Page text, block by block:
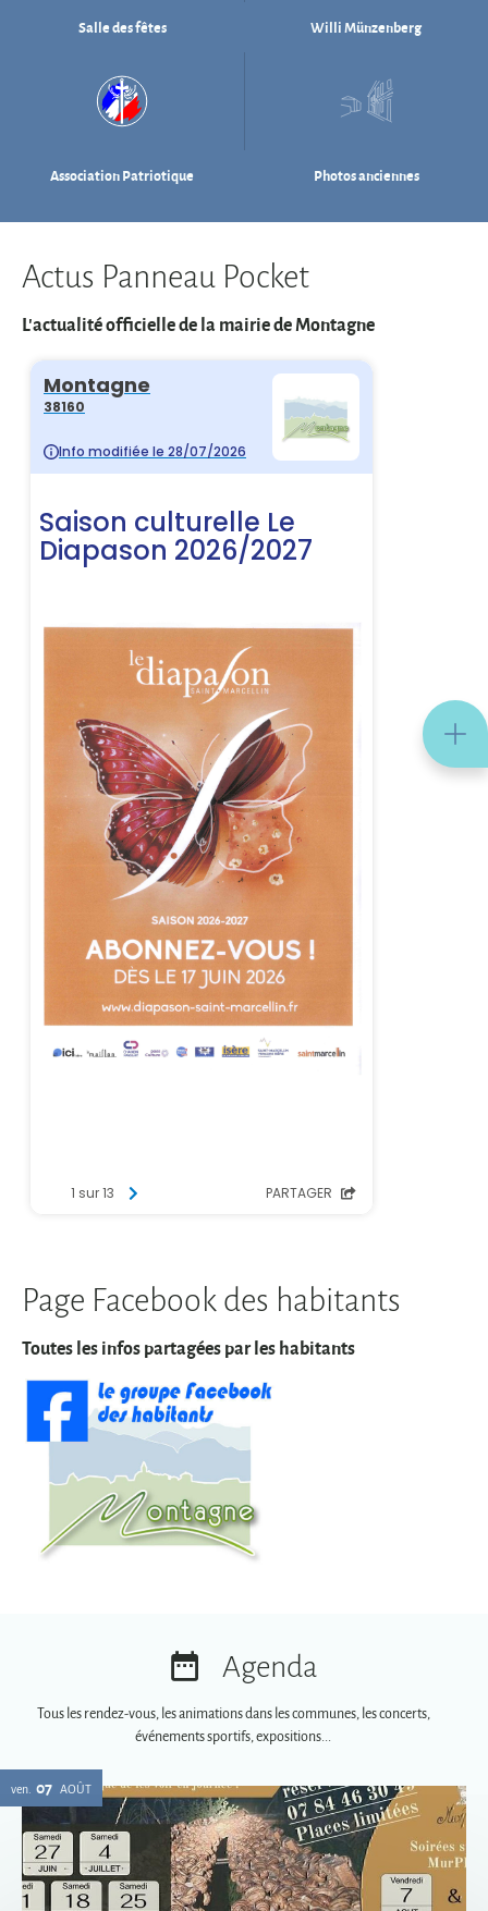
Association Patriotique Photos anciennes
Actus Panneau Pocket
L'actualité officielle de la mairie de Montagne
Toutes les infos partagées par les habitants
Agenda
Tous les rendez-vous, les animations dans les communes, les concerts,
Soirées spéciales MurPhy's